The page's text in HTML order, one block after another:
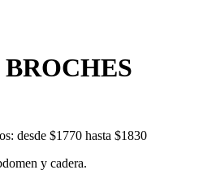
desde $1770 hasta $1830
y cadera.